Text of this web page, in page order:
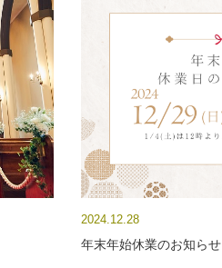
2024.12.28
年末年始休業のお知らせ